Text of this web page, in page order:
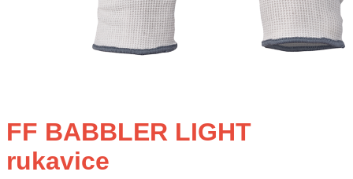
FF BABBLER LIGHT
rukavice